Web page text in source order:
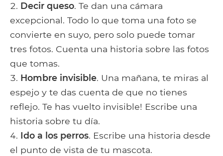
Decir queso. Te dan una cámara
excepcional. Todo lo que toma una foto se
convierte en suyo, pero solo puede tomar
tres fotos. Cuenta una historia sobre las fotos
que tomas.
Hombre invisible. Una mañana, te miras al
espejo y te das cuenta de que no tienes
reflejo. Te has vuelto invisible! Escribe una
historia sobre tu día.
Ido a los perros. Escribe una historia desde
el punto de vista de tu mascota.